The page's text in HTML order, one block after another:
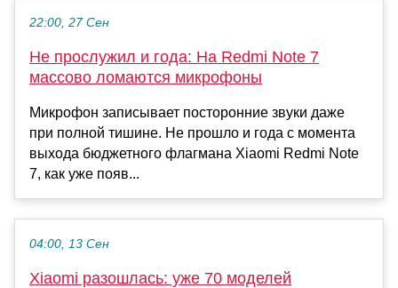
22:00, 27 Сен
Не прослужил и года: На Redmi Note 7
массово ломаются микрофоны
Микрофон записывает посторонние звуки даже
при полной тишине. Не прошло и года с момента
выхода бюджетного флагмана Xiaomi Redmi Note
7, как уже появ...
04:00, 13 Сен
Xiaomi разошлась: уже 70 моделей